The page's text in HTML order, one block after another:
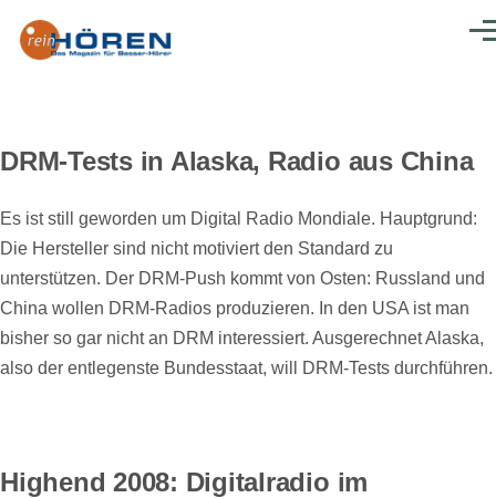
DRM-Tests in Alaska, Radio aus China
Es ist still geworden um Digital Radio Mondiale. Hauptgrund:
Die Hersteller sind nicht motiviert den Standard zu
unterstützen. Der DRM-Push kommt von Osten: Russland und
China wollen DRM-Radios produzieren. In den USA ist man
bisher so gar nicht an DRM interessiert. Ausgerechnet Alaska,
also der entlegenste Bundesstaat, will DRM-Tests durchführen.
Highend 2008: Digitalradio im